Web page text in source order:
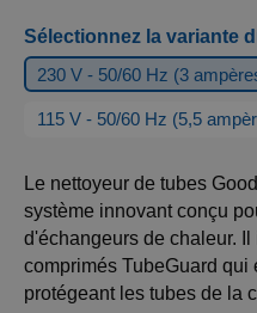
Sélectionnez la variante
230 V - 50/60 Hz (3
115 V - 50/60 Hz (5,5
Le nettoyeur de tubes
système innovant conçu
d'échangeurs de chaleur.
comprimés TubeGuard qui
protégeant les tubes de la